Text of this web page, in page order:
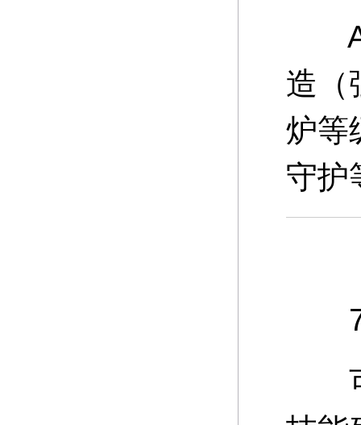
A
造（
炉等
守护
7
可